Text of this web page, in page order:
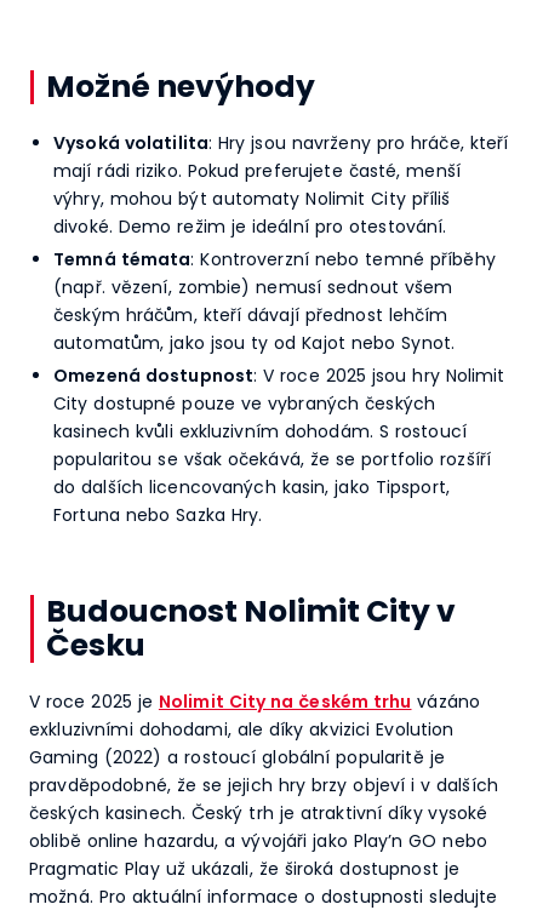
Možné nevýhody
Vysoká volatilita: Hry jsou navrženy pro hráče, kteří
mají rádi riziko. Pokud preferujete časté, menší
výhry, mohou být automaty Nolimit City příliš
divoké. Demo režim je ideální pro otestování.
Temná témata: Kontroverzní nebo temné příběhy
(např. vězení, zombie) nemusí sednout všem
českým hráčům, kteří dávají přednost lehčím
automatům, jako jsou ty od Kajot nebo Synot.
Omezená dostupnost: V roce 2025 jsou hry Nolimit
City dostupné pouze ve vybraných českých
kasinech kvůli exkluzivním dohodám. S rostoucí
popularitou se však očekává, že se portfolio rozšíří
do dalších licencovaných kasin, jako Tipsport,
Fortuna nebo Sazka Hry.
Budoucnost Nolimit City v
Česku
V roce 2025 je Nolimit City na českém trhu vázáno
exkluzivními dohodami, ale díky akvizici Evolution
Gaming (2022) a rostoucí globální popularitě je
pravděpodobné, že se jejich hry brzy objeví i v dalších
českých kasinech. Český trh je atraktivní díky vysoké
oblibě online hazardu, a vývojáři jako Play’n GO nebo
Pragmatic Play už ukázali, že široká dostupnost je
možná. Pro aktuální informace o dostupnosti sledujte